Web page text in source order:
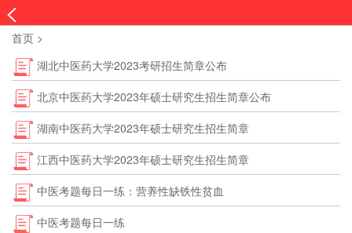
首页 >
湖北中医药大学2023考研招生简章公布
北京中医药大学2023年硕士研究生招生简章公布
湖南中医药大学2023年硕士研究生招生简章
江西中医药大学2023年硕士研究生招生简章
中医考题每日一练：营养性缺铁性贫血
中医考题每日一练